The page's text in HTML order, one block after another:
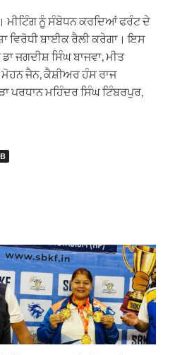
ਮੀਟਿੰਗ ਨੂੰ ਸੰਬੋਧਨ ਕਰਦਿਆਂ ਫਰੰਟ ਦੇ
ਵਿਰੋਧੀ ਬਾਈਕ ਰੈਲੀ ਕਰੇਗਾ। ਇਸ
ਜਗਦੀਸ਼ ਸਿੰਘ ਬਾਜਵਾ, ਮੀਤ
ਜੈਨ, ਕੈਸ਼ੀਅਰ ਹੰਸ ਰਾਜ
ਪਰਧਾਨ ਮਹਿੰਦਰ ਸਿੰਘ ਟਿੰਬਰਪੁਰ,